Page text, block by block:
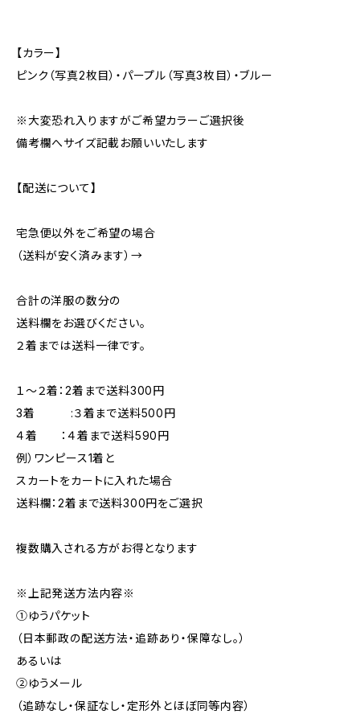
【カラー】
ピンク（写真2枚目）・パープル（写真3枚目）・ブルー
※大変恐れ入りますがご希望カラーご選択後
備考欄へサイズ記載お願いいたします
【配送について】
宅急便以外をご希望の場合
（送料が安く済みます）→
合計の洋服の数分の
送料欄をお選びください。
２着までは送料一律です。
１～２着：2着まで送料300円
3着 :３着まで送料500円
４着 ：４着まで送料590円
例）ワンピース1着と
スカートをカートに入れた場合
送料欄：2着まで送料300円をご選択
複数購入される方がお得となります
※上記発送方法内容※
①ゆうパケット
（日本郵政の配送方法・追跡あり・保障なし。）
あるいは
②ゆうメール
（追跡なし・保証なし・定形外とほぼ同等内容）